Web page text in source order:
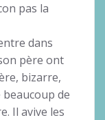
pas la
dans
père ont
bizarre,
de
Il avive les